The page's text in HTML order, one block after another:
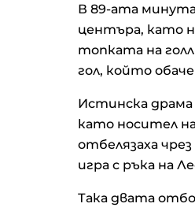
В 89-ата
центъра, като
топката на
гол, който
Истинска
като носител
отбелязаха
игра с ръка на
Така двата